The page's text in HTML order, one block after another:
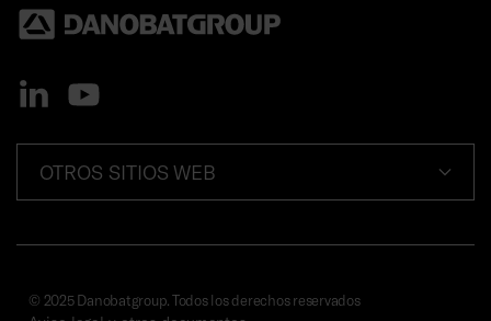
OTROS SITIOS WEB
© 2025 Danobatgroup. Todos los derechos reservados